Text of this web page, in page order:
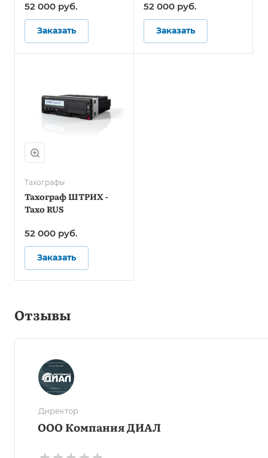
52 000 руб.
Заказать
52 000 руб.
Заказать
Тахографы
Тахограф ШТРИХ -
Тахо RUS
52 000 руб.
Заказать
Отзывы
Директор
ООО Компания ДИАЛ